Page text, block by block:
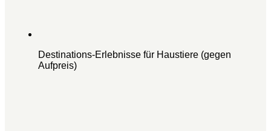
Destinations-Erlebnisse für Haustiere (gegen
Aufpreis)